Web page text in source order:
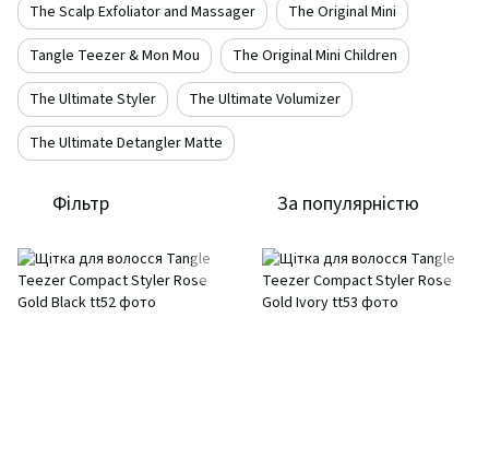
The Scalp Exfoliator and Massager
The Original Mini
Tangle Teezer & Mon Mou
The Original Mini Children
The Ultimate Styler
The Ultimate Volumizer
The Ultimate Detangler Matte
Фільтр За популярністю